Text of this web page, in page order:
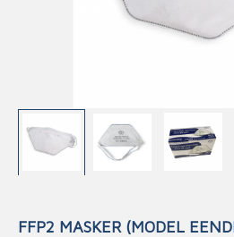
FFP2 MASKER (MODEL